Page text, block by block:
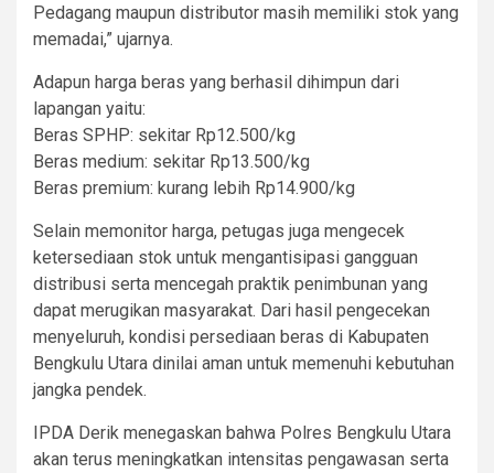
Pedagang maupun distributor masih memiliki stok yang
memadai,” ujarnya.
Adapun harga beras yang berhasil dihimpun dari
lapangan yaitu:
Beras SPHP: sekitar Rp12.500/kg
Beras medium: sekitar Rp13.500/kg
Beras premium: kurang lebih Rp14.900/kg
Selain memonitor harga, petugas juga mengecek
ketersediaan stok untuk mengantisipasi gangguan
distribusi serta mencegah praktik penimbunan yang
dapat merugikan masyarakat. Dari hasil pengecekan
menyeluruh, kondisi persediaan beras di Kabupaten
Bengkulu Utara dinilai aman untuk memenuhi kebutuhan
jangka pendek.
IPDA Derik menegaskan bahwa Polres Bengkulu Utara
akan terus meningkatkan intensitas pengawasan serta